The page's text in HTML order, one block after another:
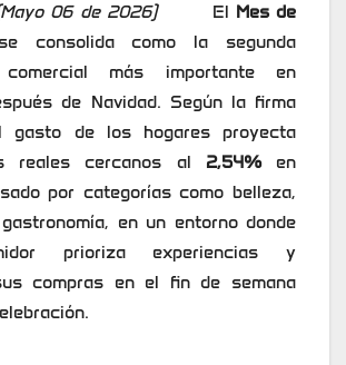
(Mayo 06 de 2026) El Mes de
consolida como la segunda
comercial más importante en
de Navidad. Según la firma
gasto de los hogares proyecta
reales cercanos al 2,54%en
por categorías como belleza,
en un entorno donde
prioriza experiencias y
compras en el fin de semana